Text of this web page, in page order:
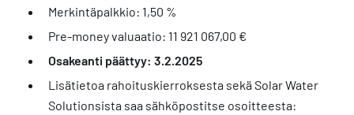
Merkintäpalkkio: 1,50 %
Pre-money valuaatio: 11 921 067,00 €
Osakeanti päättyy: 3.2.2025
Lisätietoa rahoituskierroksesta sekä Solar Water
Solutionsista saa sähköpostitse osoitteesta: